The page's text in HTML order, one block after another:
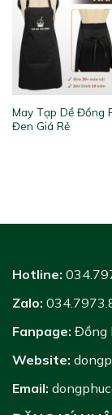
May Tạp Dề Đồng
Đen Giá Rẻ
Hotline:
Zalo:
Fanpage: Đồng
Website:
Email: